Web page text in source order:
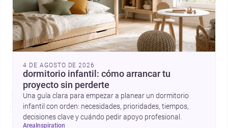
4 DE AGOSTO DE 2026
dormitorio infantil: cómo arrancar tu
proyecto sin perderte
Una guía clara para empezar a planear un dormitorio
infantil con orden: necesidades, prioridades, tiempos,
decisiones clave y cuándo pedir apoyo profesional.
area inspiration